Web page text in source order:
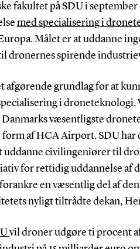
fakultet på SDU i
med specialisering i
Målet er at uddanne
dronernes spirende
afgørende grundlag for at
i droneteknologi.
væsentligste
af HCA Airport. SDU har
civilingeniører til
for rettidig uddannelse af
en væsentlig del af
nyligt tiltrådte dekan,
vil droner udgøre ti procent